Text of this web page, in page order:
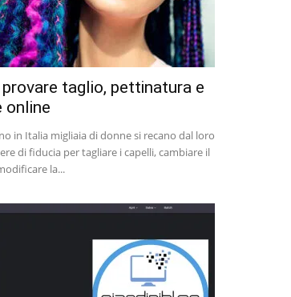
taglio, pettinatura e
online
in Italia migliaia di donne si recano dal loro
di fiducia per tagliare i capelli, cambiare il
la...